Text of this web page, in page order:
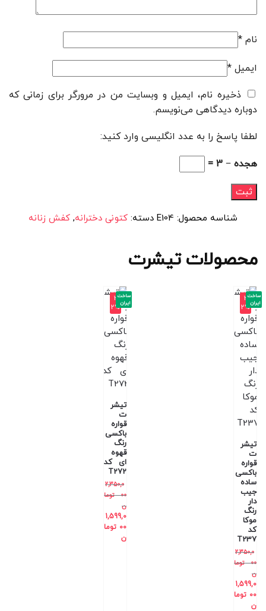
نام *
ایمیل *
ذخیره نام، ایمیل و وبسایت من در مرورگر برای زمانی که
دوباره دیدگاهی می‌نویسم.
لطفا پاسخ را به عدد انگلیسی وارد کنید:
هجده − 3 =
شناسه محصول: E104 دسته: کتونی دخترانه, کفش زنانه
محصولات تیشرت
-3
2%
تیشر
ت
قواره
باکسی
ساده
جیب
دار
رنگ
موکا
کد
T237
2,350,0
00
توما
ن
1,599,0
00 توما
ن
ساخت
ایران
-3
2%
تیشر
ت
قواره
باکسی
رنگ
قهوه
ای کد
T272
2,350,0
00
توما
ن
1,599,0
00 توما
ن
ساخت
ایران